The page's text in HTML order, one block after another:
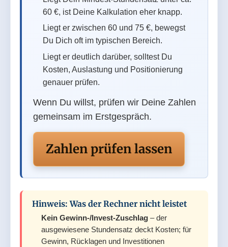
60 €, ist Deine Kalkulation eher knapp.
Liegt er zwischen 60 und 75 €, bewegst
Du Dich oft im typischen Bereich.
Liegt er deutlich darüber, solltest Du
Kosten, Auslastung und Positionierung
genauer prüfen.
Wenn Du willst, prüfen wir Deine Zahlen
gemeinsam im Erstgespräch.
Zahlen prüfen lassen
Hinweis: Was der Rechner nicht leistet
Kein Gewinn-/Invest-Zuschlag– der
ausgewiesene Stundensatz deckt Kosten; für
Gewinn, Rücklagen und Investitionen